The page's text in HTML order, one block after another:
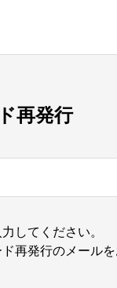
再発行
してください。
再発行のメールを